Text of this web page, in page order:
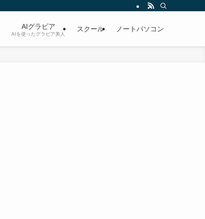
AIグラビア
AIを使ったグラビア美人
スクール ノートパソコン